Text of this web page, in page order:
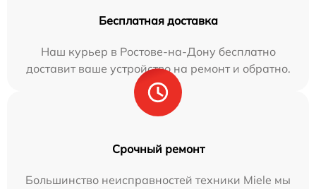
Бесплатная доставка
Наш курьер в Ростове-на-Дону бесплатно
доставит ваше устройство на ремонт и обратно.
Срочный ремонт
Большинство неисправностей техники Miele мы